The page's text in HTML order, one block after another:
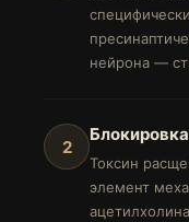
нейрона —
2
Токсин
элемент